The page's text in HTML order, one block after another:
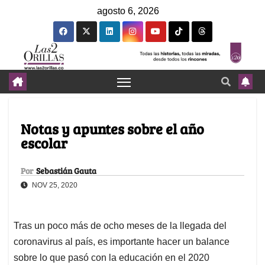
agosto 6, 2026
Notas y apuntes sobre el año
escolar
Por Sebastián Gauta
NOV 25, 2020
Tras un poco más de ocho meses de la llegada del
coronavirus al país, es importante hacer un balance
sobre lo que pasó con la educación en el 2020